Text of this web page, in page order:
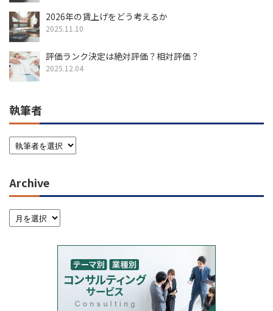
2026年の賃上げをどう考えるか
2025.11.10
評価ランク決定は絶対評価？相対評価？
2025.12.04
執筆者
Archive